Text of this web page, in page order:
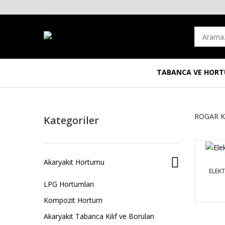
TABANCA VE
Kategoriler
Akaryakıt Hortumu
LPG Hortumları
Kompozit Hortum
Akaryakıt Tabanca Kılıf ve Boruları
ROGAR